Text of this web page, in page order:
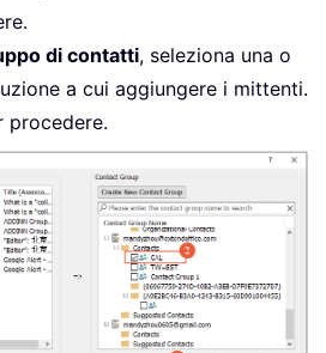
di contatti, seleziona una o
a cui aggiungere i mittenti.
procedere.